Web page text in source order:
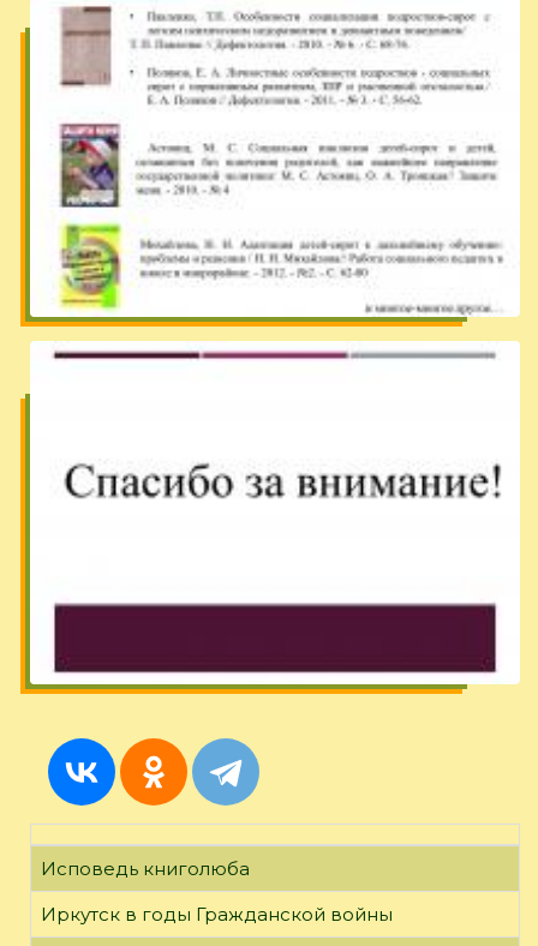
Исповедь книголюба
Иркутск в годы Гражданской войны